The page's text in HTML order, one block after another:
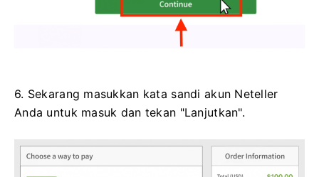
6. Sekarang masukkan kata sandi akun Neteller
Anda untuk masuk dan tekan "Lanjutkan".